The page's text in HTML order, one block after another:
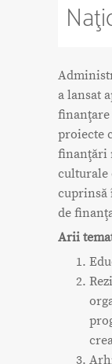
a lansat
finanţare
proiecte
finanţări
culturale
cuprinsă
de
Arii